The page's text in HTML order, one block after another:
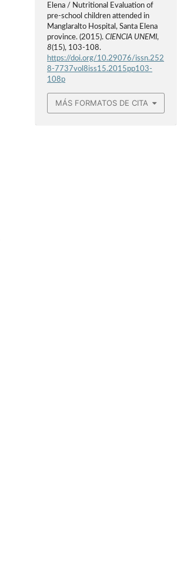
Elena / Nutritional Evaluation of
pre-school children attended in
Manglaralto Hospital, Santa Elena
province. (2015).CIENCIA UNEMI,
8(15), 103-108.
https://doi.org/10.29076/issn.252
8-7737vol8iss15.2015pp103-
108p
MÁS FORMATOS DE CITA